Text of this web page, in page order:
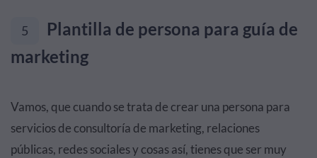
5
Plantilla de persona para guía de
marketing
Vamos, que cuando se trata de crear una persona para
servicios de consultoría de marketing, relaciones
públicas, redes sociales y cosas así, tienes que ser muy